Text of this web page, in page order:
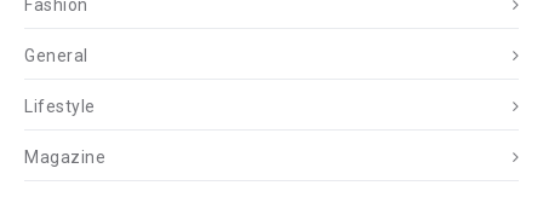
Fashion
General
Lifestyle
Magazine